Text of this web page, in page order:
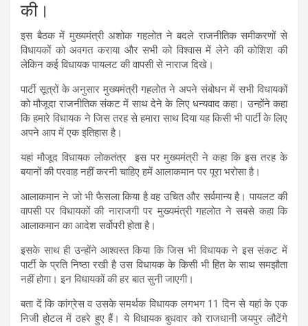
की।
इस बैठक में मुख्यमंत्री अशोक गहलोत ने बदले राजनीतिक समीकरणों से
विधायकों को अवगत कराया और सभी को विश्वास में लेने की कोशिश की
लेकिन कई विधायक पायलट की वापसी से नाराज दिखे।
पार्टी सूत्रों के अनुसार मुख्यमंत्री गहलोत ने अपने संबोधन में सभी विधायकों
को मौजूदा राजनीतिक संकट में साथ देने के लिए धन्यवाद कहा। उन्होंने कहा
कि हमारे विधायक ने जिस तरह से हमारा साथ दिया यह किसी भी पार्टी के लिए
अपने आप में एक इतिहास है।
यहां मौजूद विधायक लोकतंत्र इस पर मुख्यमंत्री ने कहा कि इस तरह के
बयानों की परवाह नहीं करनी चाहिए हमें आलाकमान पर पूरा भरोसा है।
आलाकमान ने जो भी फैसला किया है वह उचित और सर्वमान्य है। पायलट की
वापसी पर विधायकों की नाराजगी पर मुख्यमंत्री गहलोत ने सबसे कहा कि
आलाकमान का आदेश सर्वोपरी होता है।
इसके साथ ही उन्होंने आश्वस्त किया कि जिस भी विधायक ने इस संकट में
पार्टी के प्रति निष्ठा रखी है उस विधायक के किसी भी हित के साथ समझौता
नहीं होगा। इन विधायकों की हर बात सुनी जाएगी।
बता दें कि कांग्रेस व उसके समर्थक विधायक लगभग 11 दिन से यहां के एक
निजी होटल में ठहरे हुए हैं। ये विधायक बुधवार को राजधानी जयपुर लौटेंगे